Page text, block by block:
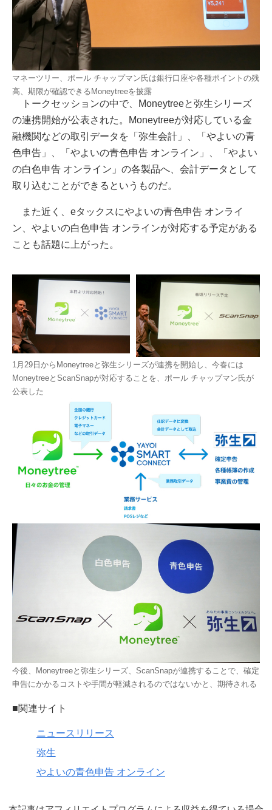
マネーツリー、ポール チャップマン氏は銀行口座や各種ポイントの残
高、期限が確認できるMoneytreeを披露
トークセッションの中で、Moneytreeと弥生シリーズ
の連携開始が公表された。Moneytreeが対応している金
融機関などの取引データを「弥生会計」、「やよいの青
色申告」、「やよいの青色申告 オンライン」、「やよい
の白色申告 オンライン」の各製品へ、会計データとして
取り込むことができるというものだ。
また近く、eタックスにやよいの青色申告 オンライ
ン、やよいの白色申告 オンラインが対応する予定がある
ことも話題に上がった。
1月29日からMoneytreeと弥生シリーズが連携を開始し、今春には
MoneytreeとScanSnapが対応することを、ポール チャップマン氏が
公表した
今後、Moneytreeと弥生シリーズ、ScanSnapが連携することで、確定
申告にかかるコストや手間が軽減されるのではないかと、期待される
■関連サイト
ニュースリリース
弥生
やよいの青色申告 オンライン